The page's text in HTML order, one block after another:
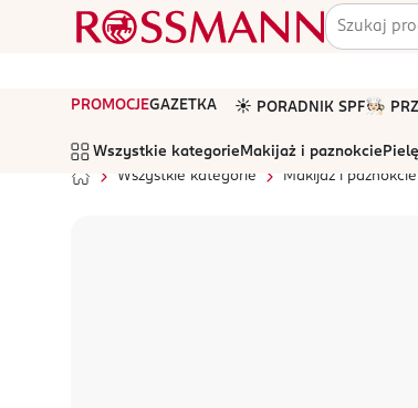
PROMOCJEGAZETKA ☀️ PORADNIK SPF🧑🏻‍🍳
Wszystkie kategorie Makijaż i paznokcie
Wszystkie kategorie
Makijaż i paznokcie